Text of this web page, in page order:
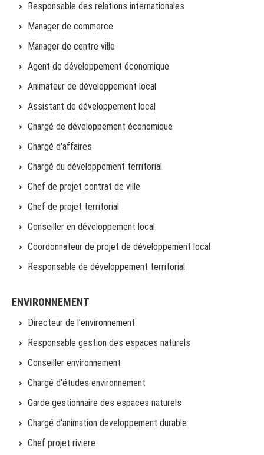
Responsable des relations internationales
Manager de commerce
Manager de centre ville
Agent de développement économique
Animateur de développement local
Assistant de développement local
Chargé de développement économique
Chargé d'affaires
Chargé du développement territorial
Chef de projet contrat de ville
Chef de projet territorial
Conseiller en développement local
Coordonnateur de projet de développement local
Responsable de développement territorial
ENVIRONNEMENT
Directeur de l’environnement
Responsable gestion des espaces naturels
Conseiller environnement
Chargé d’études environnement
Garde gestionnaire des espaces naturels
Chargé d'animation developpement durable
Chef projet riviere